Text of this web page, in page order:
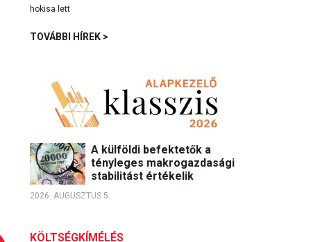
TOVÁBBI HÍREK >
A külföldi befektetők a
tényleges makrogazdasági
stabilitást értékelik
2026. AUGUSZTUS 5.
KÖLTSÉGKÍMÉLÉS